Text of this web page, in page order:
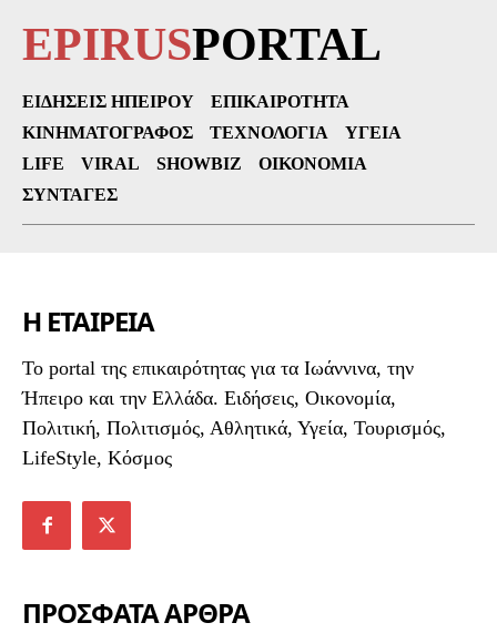
EPIRUSPORTAL
ΕΙΔΉΣΕΙΣ ΗΠΕΊΡΟΥ
ΕΠΙΚΑΙΡΌΤΗΤΑ
ΚΙΝΗΜΑΤΟΓΡΆΦΟΣ
ΤΕΧΝΟΛΟΓΊΑ
ΥΓΕΊΑ
LIFE
VIRAL SHOWBIZ
ΟΙΚΟΝΟΜΊΑ
ΣΥΝΤΑΓΈΣ
Η ΕΤΑΙΡΕΙΑ
To portal της επικαιρότητας για τα Ιωάννινα, την
Ήπειρο και την Ελλάδα. Ειδήσεις, Οικονομία,
Πολιτική, Πολιτισμός, Αθλητικά, Υγεία, Τουρισμός,
LifeStyle, Κόσμος
ΠΡΟΣΦΑΤΑ ΑΡΘΡΑ